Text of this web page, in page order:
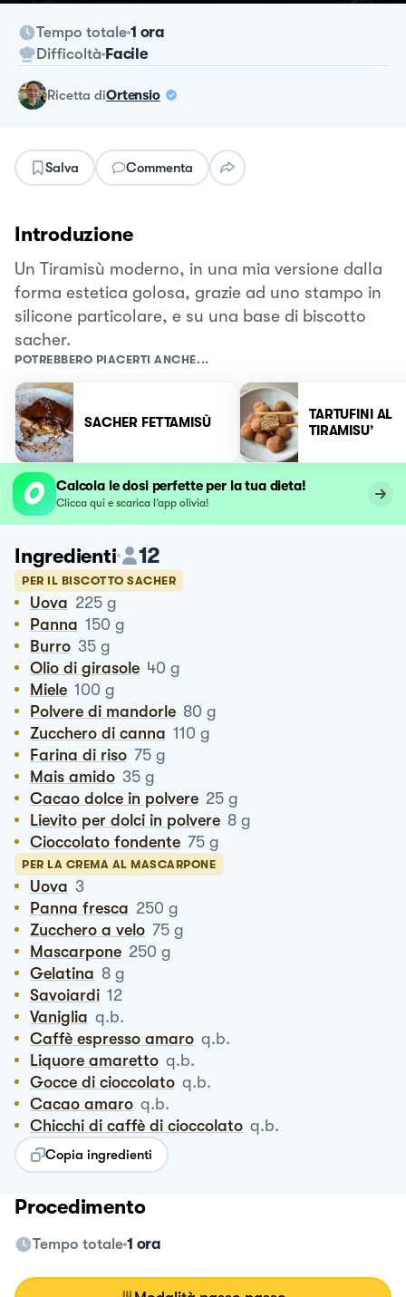
Tempo totale 1 ora
Difficoltà Facile
ricetta diOrtensio
Salva Commenta
Introduzione
Un Tiramisù moderno, in una mia versione dalla
forma estetica golosa, grazie ad uno stampo in
silicone particolare, e su una base di biscotto
sacher.
POTREBBERO PIACERTI ANCHE...
SACHER FETTAMISÙ
TARTUFINI AL
TIRAMISU’
Calcola le dosi perfette per la tua dieta!
Clicca qui e scarica l’app olivia!
Ingredienti 12
PER IL BISCOTTO SACHER
Uova 225 g
Panna 150 g
Burro 35 g
Olio di girasole 40 g
Miele 100 g
Polvere di mandorle 80 g
Zucchero di canna 110 g
Farina di riso 75 g
Mais amido 35 g
Cacao dolce in polvere 25 g
Lievito per dolci in polvere 8 g
Cioccolato fondente 75 g
PER LA CREMA AL MASCARPONE
Uova 3
Panna fresca 250 g
Zucchero a velo 75 g
Mascarpone 250 g
Gelatina 8 g
Savoiardi 12
Vaniglia q.b.
Caffè espresso amaro q.b.
Liquore amaretto q.b.
Gocce di cioccolato q.b.
Cacao amaro q.b.
Chicchi di caffè di cioccolato q.b.
Copia ingredienti
Procedimento
Tempo totale 1 ora